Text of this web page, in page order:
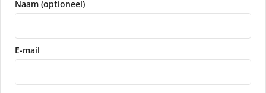
Naam (optioneel)
E-mail